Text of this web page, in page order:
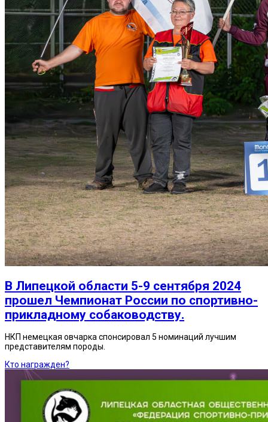
В Липецкой области 5-9 сентября 2024
прошел Чемпионат России по спортивно-
прикладному собаководству.
НКП немецкая овчарка спонсировал 5 номинаций лучшим
представителям породы.
Кто награжден?